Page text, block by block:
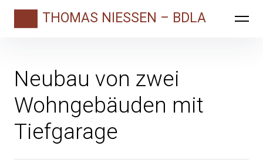
content
THOMAS NIESSEN – BDLA
Neubau von zwei
Wohngebäuden mit
Tiefgarage